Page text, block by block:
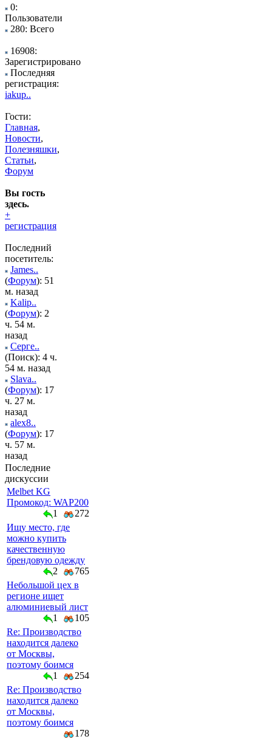
0:
Пользователи
280: Всего
16908:
Зарегистрировано
Последняя
регистрация:
iakup..
Гости:
Главная,
Новости,
Полезняшки,
Статьи,
Форум
Вы гость
здесь.
+
регистрация
Последний
посетитель:
James..
(Форум): 51
м. назад
Kalip..
(Форум): 2
ч. 54 м.
назад
Серге..
(Поиск): 4 ч.
54 м. назад
Slava..
(Форум): 17
ч. 27 м.
назад
alex8..
(Форум): 17
ч. 57 м.
назад
Последние
дискуссии
Melbet KG
Промокод: WAP200
1
272
Ищу место, где
можно купить
качественную
брендовую одежду
2
765
Небольшой цех в
регионе ищет
алюминиевый лист
1
105
Re: Производство
находится далеко
от Москвы,
поэтому боимся
1
254
Re: Производство
находится далеко
от Москвы,
поэтому боимся
178